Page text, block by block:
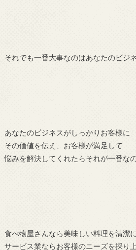
それでも一番大事なのはあなたのビジ
あなたのビジネスがしっかりお客様に
その価値を伝え、お客様が満足して
悩みを解決してくれたらそれが一番なの
食べ物屋さんなら美味しい料理を清潔
サービス業ならお客様のニーズを採り